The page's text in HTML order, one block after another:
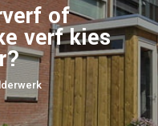
of
verf kies